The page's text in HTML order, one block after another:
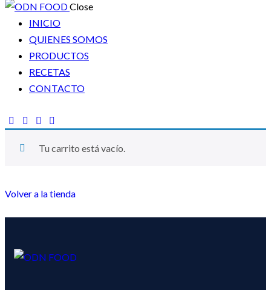
Close
INICIO
QUIENES SOMOS
PRODUCTOS
RECETAS
CONTACTO
Tu carrito está vacío.
Volver a la tienda